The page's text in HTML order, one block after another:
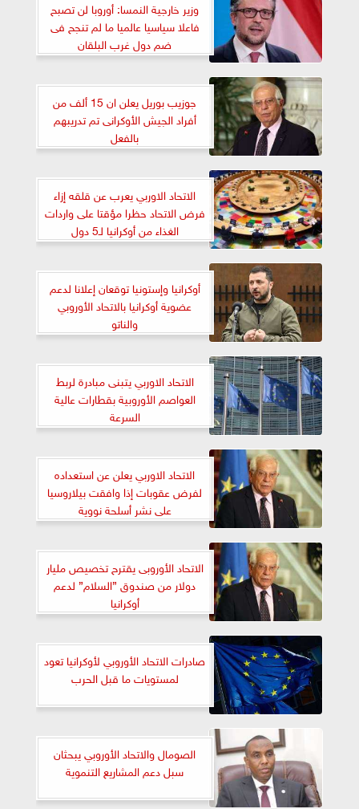
وزير خارجية النمسا: أوروبا لن تصبح
فاعلا سياسيا عالميا ما لم تنجح فى
ضم دول غرب البلقان
جوزيب بوريل يعلن ان 15 ألف من
أفراد الجيش الأوكرانى تم تدريبهم
بالفعل
الاتحاد الاوربي يعرب عن قلقه إزاء
فرض الاتحاد حظرا مؤقتا على واردات
الغذاء من أوكرانيا لـ5 دول
أوكرانيا وإستونيا توقعان إعلانا لدعم
عضوية أوكرانيا بالاتحاد الأوروبي
والناتو
الاتحاد الاوربي يتبنى مبادرة لربط
العواصم الأوروبية بقطارات عالية
السرعة
الاتحاد الاوربي يعلن عن استعداده
لفرض عقوبات إذا وافقت بيلاروسيا
على نشر أسلحة نووية
الاتحاد الأوروبى يقترح تخصيص مليار
دولار من صندوق ”السلام” لدعم
أوكرانيا
صادرات الاتحاد الأوروبي لأوكرانيا تعود
لمستويات ما قبل الحرب
الصومال والاتحاد الأوروبي يبحثان
سبل دعم المشاريع التنموية